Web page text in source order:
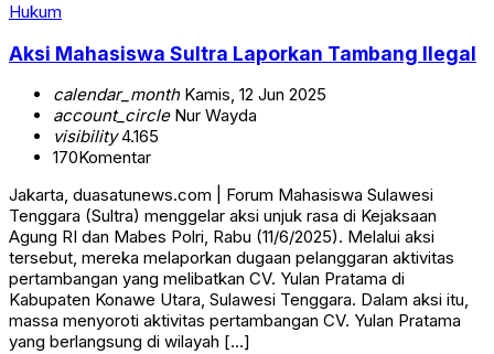
Hukum
Aksi Mahasiswa Sultra Laporkan Tambang Ilegal
calendar_monthKamis, 12 Jun 2025
account_circleNur Wayda
visibility4.165
170Komentar
Jakarta, duasatunews.com | Forum Mahasiswa Sulawesi
Tenggara (Sultra) menggelar aksi unjuk rasa di Kejaksaan
Agung RI dan Mabes Polri, Rabu (11/6/2025). Melalui aksi
tersebut, mereka melaporkan dugaan pelanggaran aktivitas
pertambangan yang melibatkan CV. Yulan Pratama di
Kabupaten Konawe Utara, Sulawesi Tenggara. Dalam aksi itu,
massa menyoroti aktivitas pertambangan CV. Yulan Pratama
yang berlangsung di wilayah […]